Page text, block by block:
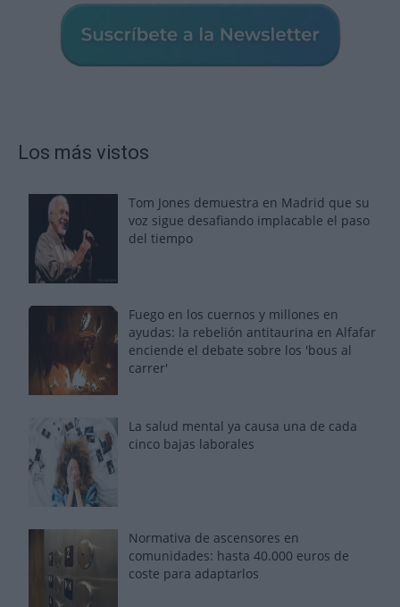
Los más vistos
Tom Jones demuestra en Madrid que su
voz sigue desafiando implacable el paso
del tiempo
Fuego en los cuernos y millones en
ayudas: la rebelión antitaurina en Alfafar
enciende el debate sobre los 'bous al
carrer'
La salud mental ya causa una de cada
cinco bajas laborales
Normativa de ascensores en
comunidades: hasta 40.000 euros de
coste para adaptarlos